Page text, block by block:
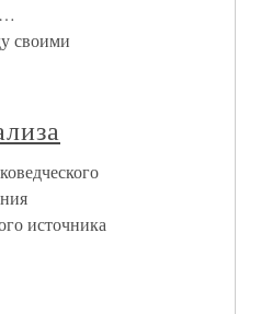
своими
источника